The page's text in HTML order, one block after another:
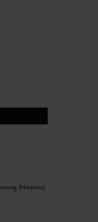
(Neupreis).